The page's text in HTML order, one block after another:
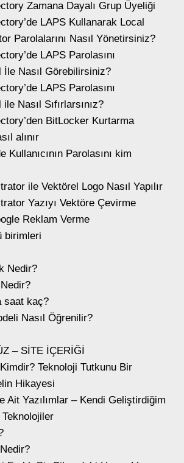
Zamana Dayalı Grup Üyeliği
LAPS Kullanarak Local
Parolalarını Nasıl Yönetirsiniz?
LAPS Parolasını
İle Nasıl Görebilirsiniz?
LAPS Parolasını
Nasıl Sıfırlarsınız?
BitLocker Kurtarma
alınır
Kullanıcının Parolasını kim
ile Vektörel Logo Nasıl Yapılır
Yazıyı Vektöre Çevirme
Reklam Verme
birimleri
Nedir?
saat kaç?
Nasıl Öğrenilir?
– SİTE İÇERİĞİ
Teknoloji Tutkunu Bir
Hikayesi
Ait Yazılımlar – Kendi Geliştirdiğim